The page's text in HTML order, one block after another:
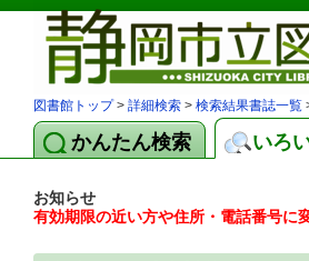
図書館トップ> 詳細検索 > 検索結果書誌一覧
かんたん検索 いろ
お知らせ
有効期限の近い方や住所・電話番号に